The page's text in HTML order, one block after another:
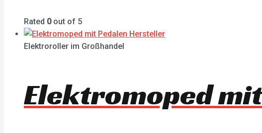
Rated 0out of 5
Elektroroller im Großhandel
Elektromoped